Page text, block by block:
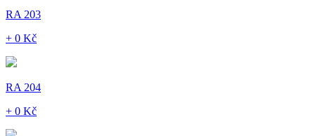
RA 203
+ 0 Kč
RA 204
+ 0 Kč